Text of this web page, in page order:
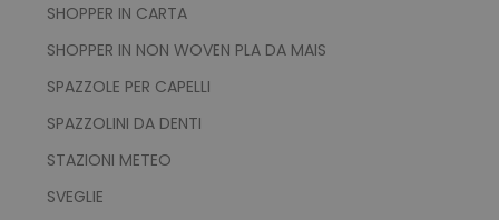
SHOPPER IN CARTA
SHOPPER IN NON WOVEN PLA DA MAIS
SPAZZOLE PER CAPELLI
SPAZZOLINI DA DENTI
STAZIONI METEO
SVEGLIE